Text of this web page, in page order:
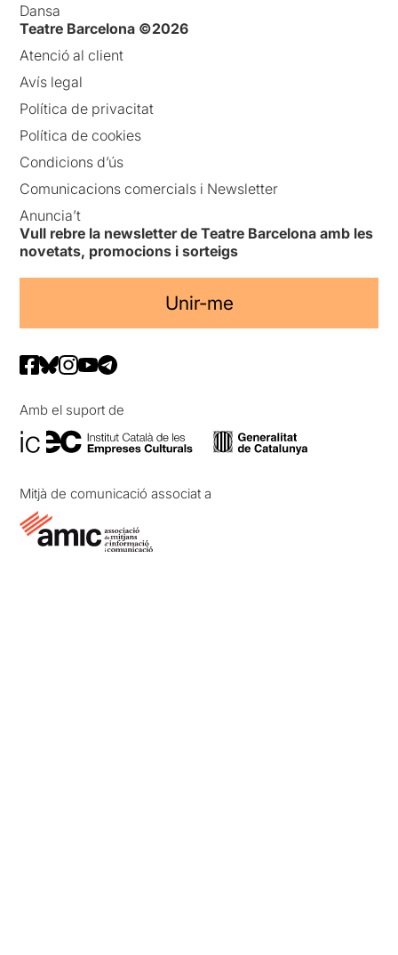
Dansa
Teatre Barcelona ©2026
Atenció al client
Avís legal
Política de privacitat
Política de cookies
Condicions d’ús
Comunicacions comercials i Newsletter
Anuncia’t
Vull rebre la newsletter de Teatre Barcelona amb les
novetats, promocions i sorteigs
Unir-me
Amb el suport de
Mitjà de comunicació associat a